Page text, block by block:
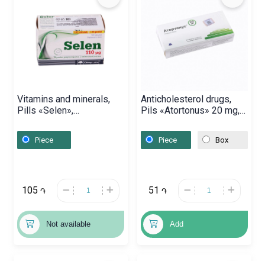
Vitamins and minerals,
Pills «Selen»,
Piece
105 ֏
Not available
Anticholesterol drugs,
Pils «Atortonus» 20 mg,
Piece Box
51 ֏
Add